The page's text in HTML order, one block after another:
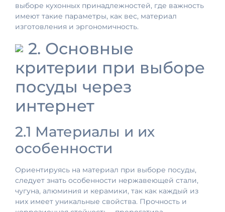
выборе кухонных принадлежностей, где важность
имеют такие параметры, как вес, материал
изготовления и эргономичность.
2. Основные
критерии при выборе
посуды через
интернет
2.1 Материалы и их
особенности
Ориентируясь на материал при выборе посуды,
следует знать особенности нержавеющей стали,
чугуна, алюминия и керамики, так как каждый из
них имеет уникальные свойства. Прочность и